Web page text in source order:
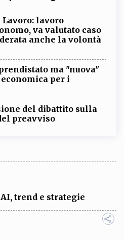
Lavoro: lavoro
va valutato caso
anche la volontà
ma "nuova"
per i
del dibattito sulla
preavviso
trend e strategie